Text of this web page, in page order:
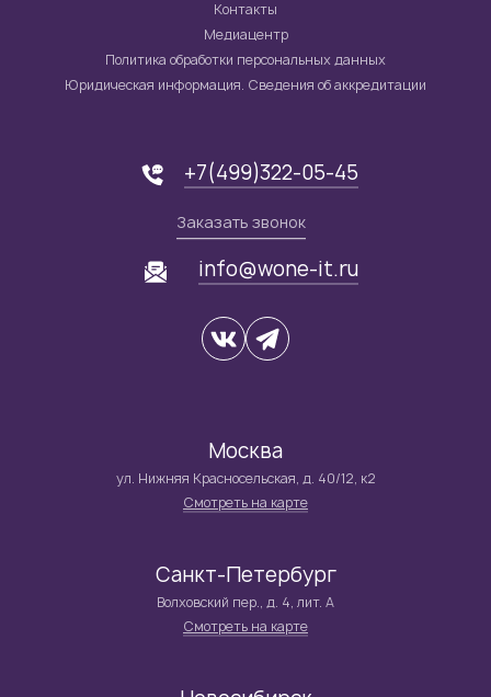
Контакты
Медиацентр
Политика обработки персональных данных
Юридическая информация. Сведения об аккредитации
+7(499)322-05-45
Заказать звонок
info@wone-it.ru
Москва
ул. Нижняя Красносельская, д. 40/12, к2
Смотреть на карте
Санкт-Петербург
Волховский пер., д. 4, лит. А
Смотреть на карте